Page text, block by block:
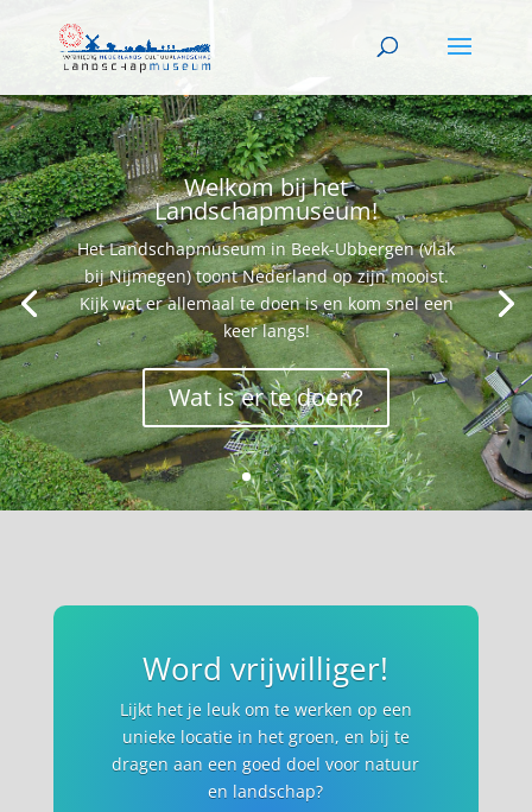
Welkom bij het
Landschapmuseum!
Het Landschapmuseum in Beek-Ubbergen (vlak
bij Nijmegen) toont Nederland op zijn mooist.
Kijk wat er allemaal te doen is en kom snel een
keer langs!
Wat is er te doen?
Word vrijwilliger!
Lijkt het je leuk om te werken op een
unieke locatie in het groen, en bij te
dragen aan een goed doel voor natuur
en landschap?